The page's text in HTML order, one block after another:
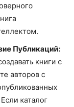
Публикаций:
книги с
авторов с
каталог